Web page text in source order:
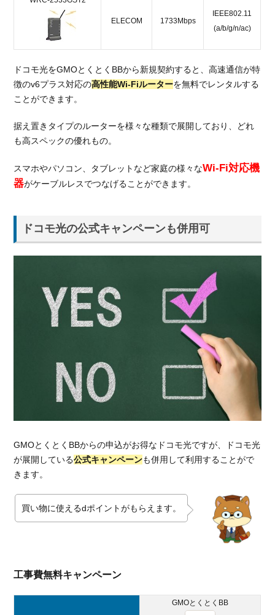
ELECOM 1733Mbps
IEEE802.11
(a/b/g/n/ac)
ドコモ光をGMOとくとくBBから新規契約すると、高速通信が特
徴のv6プラス対応の高性能Wi-Fiルーターを無料でレンタルする
ことができます。
据え置きタイプのルーターを様々な種類で展開しており、どれ
も高スペックの優れもの。
スマホやパソコン、タブレットなど家庭の様々なWi-Fi対応機
器がケーブルレスでつなげることができます。
ドコモ光の公式キャンペーンも併用可
GMOとくとくBBからの申込がお得なドコモ光ですが、ドコモ光
が展開している公式キャンペーンも併用して利用することがで
きます。
買い物に使えるdポイントがもらえます。
工事費無料キャンペーン
GMOとくとくBB